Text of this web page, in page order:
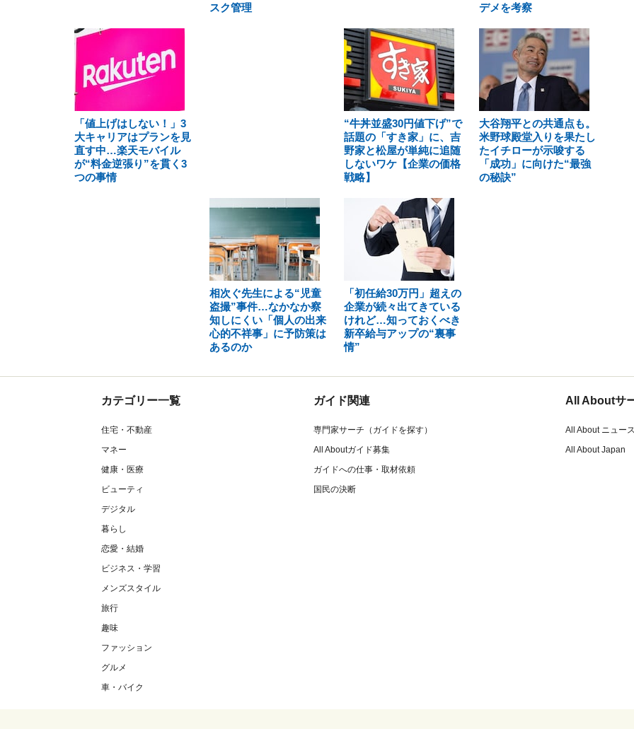
スク管理
デメを考察
「値上げはしない！」3
大キャリアはプランを見
直す中…楽天モバイル
が“料金逆張り”を貫く3
つの事情
“牛丼並盛30円値下げ”で
話題の「すき家」に、吉
野家と松屋が単純に追随
しないワケ【企業の価格
戦略】
大谷翔平との共通点も。
米野球殿堂入りを果たし
たイチローが示唆する
「成功」に向けた“最強
の秘訣”
相次ぐ先生による“児童
盗撮”事件…なかなか察
知しにくい「個人の出来
心的不祥事」に予防策は
あるのか
「初任給30万円」超えの
企業が続々出てきている
けれど…知っておくべき
新卒給与アップの“裏事
情”
カテゴリー一覧
住宅・不動産
マネー
健康・医療
ビューティ
デジタル
暮らし
恋愛・結婚
ビジネス・学習
メンズスタイル
旅行
趣味
ファッション
グルメ
車・バイク
ガイド関連
専門家サーチ（ガイドを探す）
All Aboutガイド募集
ガイドへの仕事・取材依頼
国民の決断
All Aboutサ
All About ニュース
All About Japan